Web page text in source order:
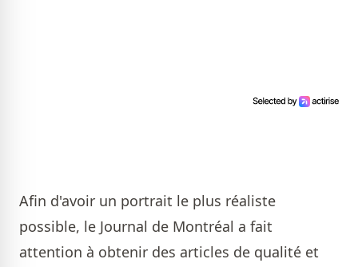
Afin d'avoir un portrait le plus réaliste
possible, le Journal de Montréal a fait
attention à obtenir des articles de qualité et